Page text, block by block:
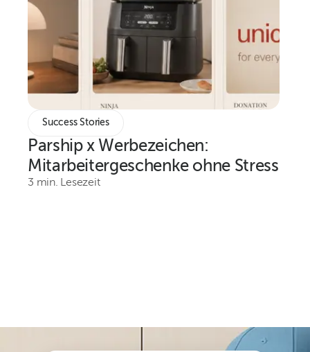
Success Stories
Parship x Werbezeichen:
Mitarbeitergeschenke ohne Stress
3 min. Lesezeit